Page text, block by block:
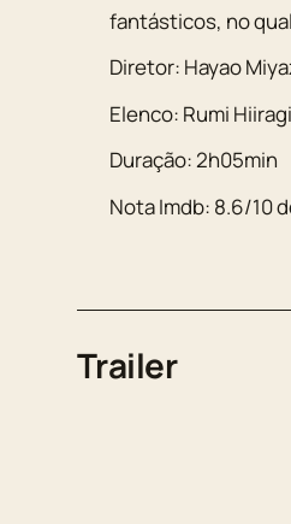
fantásticos, no
Diretor: Hayao
Elenco: Rumi Hiiragi
Duração:2h05min
Nota Imdb: 8.6/10
Trailer